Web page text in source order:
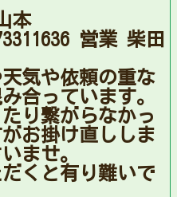
本
営業 柴田
気や依頼の重な
合っています。
り繋がらなかっ
お掛け直ししま
ませ。
くと有り難いで